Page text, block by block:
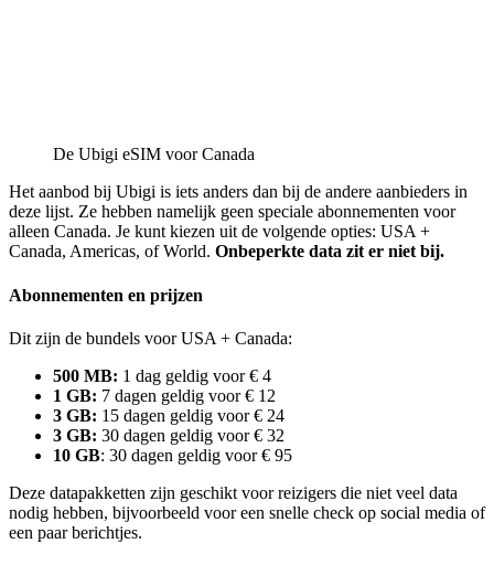
De Ubigi eSIM voor Canada
Het aanbod bij Ubigi is iets anders dan bij de andere aanbieders in
deze lijst. Ze hebben namelijk geen speciale abonnementen voor
alleen Canada. Je kunt kiezen uit de volgende opties: USA +
Canada, Americas, of World. Onbeperkte data zit er niet bij.
Abonnementen en prijzen
Dit zijn de bundels voor USA + Canada:
500 MB: 1 dag geldig voor € 4
1 GB: 7 dagen geldig voor € 12
3 GB: 15 dagen geldig voor € 24
3 GB: 30 dagen geldig voor € 32
10 GB: 30 dagen geldig voor € 95
Deze datapakketten zijn geschikt voor reizigers die niet veel data
nodig hebben, bijvoorbeeld voor een snelle check op social media of
een paar berichtjes.